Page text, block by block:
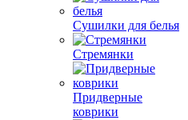
Сушилки для белья
Стремянки
Придверные
коврики